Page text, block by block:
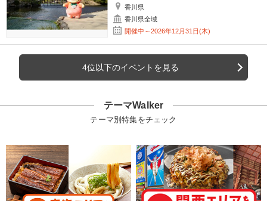
香川県
香川県全域
開催中～2026年12月31日(木)
4位以下のイベントを見る
テーマWalker
テーマ別特集をチェック